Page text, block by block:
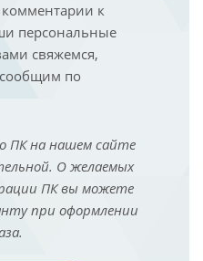
комментарии к
персональные
свяжемся,
по
ПК на нашем сайте
О желаемых
ПК вы можете
при оформлении